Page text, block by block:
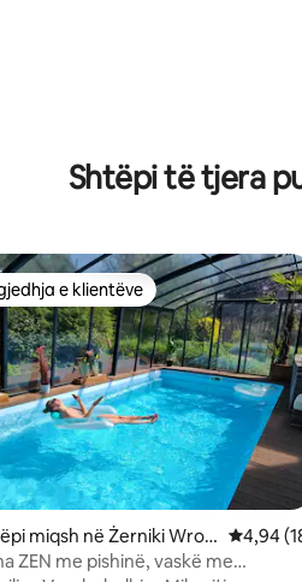
5,0 nga 5, 7 vlerësime
Shtëpi të tjera
e klientëve
e klientëve
miqsh në Żerniki Wrocł
4,94
ZEN me pishinë, vaskë me